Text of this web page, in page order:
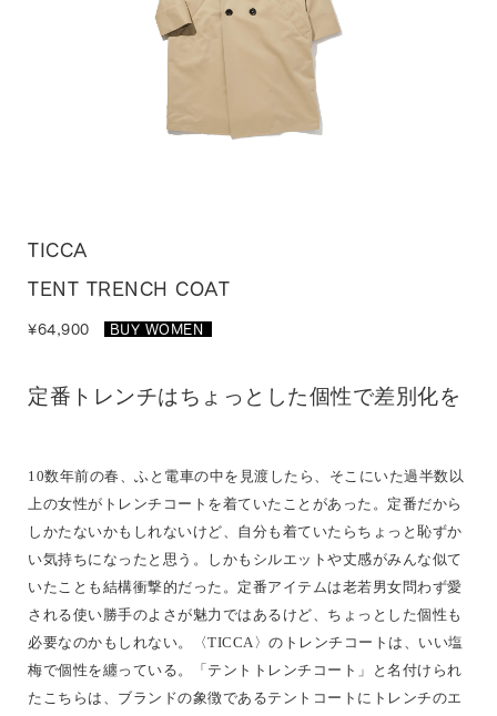
TICCA
TENT TRENCH COAT
¥64,900 BUY WOMEN
定番トレンチはちょっとした個性で差別化を
10数年前の春、ふと電車の中を見渡したら、そこにいた過半数以
上の女性がトレンチコートを着ていたことがあった。定番だから
しかたないかもしれないけど、自分も着ていたらちょっと恥ずか
い気持ちになったと思う。しかもシルエットや丈感がみんな似て
いたことも結構衝撃的だった。定番アイテムは老若男女問わず愛
される使い勝手のよさが魅力ではあるけど、ちょっとした個性も
必要なのかもしれない。〈TICCA〉のトレンチコートは、いい塩
梅で個性を纏っている。「テントトレンチコート」と名付けられ
たこちらは、ブランドの象徴であるテントコートにトレンチのエ